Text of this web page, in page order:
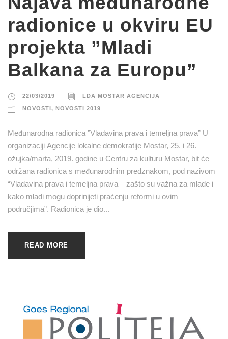
radionice u okviru EU
projekta ”Mladi
Balkana za Europu”
22/03/2019 LDA MOSTAR AGENCIJA
NOVOSTI , NOVOSTI 2019
Međunarodna radionica ”Vladavina prava i temeljna prava” U
organizaciji Agencije lokalne demokratije Mostar, 25. i 26.
ožujka/marta, 2019. godine u Centru za kulturu Mostar, bit će
održana radionica s međunarodnim predznakom, pod nazivom
“Vladavina prava i temeljna prava – zašto su važna za mlade i
kako mladi mogu doprinijeti praćenju reformi u ovim
područjima”. Radionica je dio...
READ MORE